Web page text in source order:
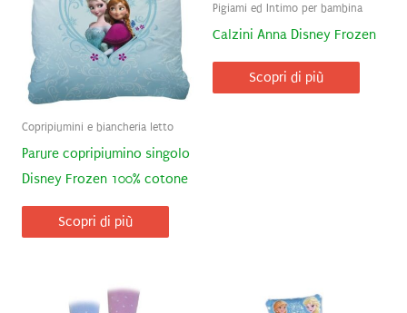
Copripiumini e biancheria letto
Parure copripiumino singolo
Disney Frozen 100% cotone
Scopri di più
Pigiami ed Intimo per bambina
Calzini Anna Disney Frozen
Scopri di più